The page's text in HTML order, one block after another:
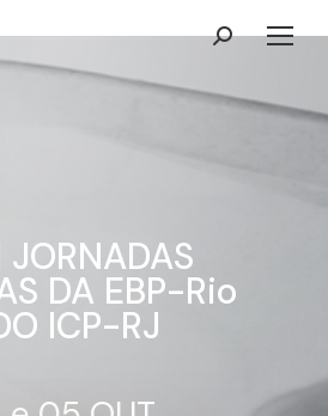
Search:
JORNADAS
DA EBP-Rio
ICP-RJ